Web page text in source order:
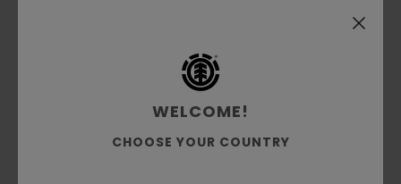
Afficher original - Deutsch
WELCOME!
CHOOSE YOUR COUNTRY